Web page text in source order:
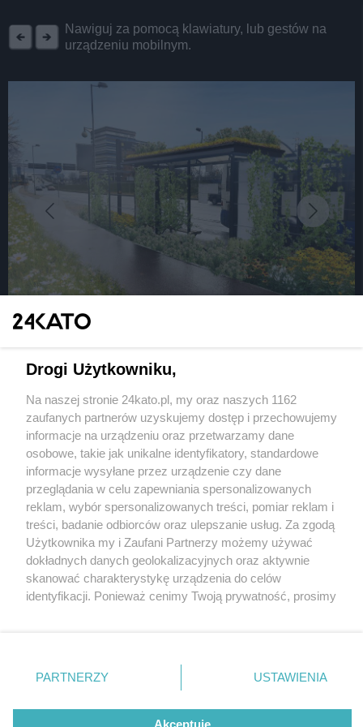
Nawiguj za pomocą klawiatury, lub gestów na
urządzeniu mobilnym.
Cztery nowe zielone przystanki w Katowicach i
Śląskiego. Takie plany ma miasto na 2024 r.
2 / 3
Przystanek dab kosciol
katowice wizualizacja
Tak po zazielenieniu ma wyglądać przystanek
Wydawca mediów lokalnych
Nie zapomnij
zapoznać się z:
polityką prywatności regulamin korzystania z portali
Twojemiasto
Piekary Śląskie
Chorzów
Tarnowskie Góry
Gliwice
Skontakuj sięz nami
Kontakt
Wydawca
Redakcja
Drogi Użytkowniku,
Na naszej stronie 24kato.pl, my oraz naszych 1162
zaufanych partnerów uzyskujemy dostęp i przechowujemy
informacje na urządzeniu oraz przetwarzamy dane
osobowe, takie jak unikalne identyfikatory, standardowe
informacje wysyłane przez urządzenie czy dane
przeglądania w celu zapewniania spersonalizowanych
reklam, wybór spersonalizowanych treści, pomiar reklam i
treści, badanie odbiorców oraz ulepszanie usług. Za zgodą
Użytkownika my i Zaufani Partnerzy możemy używać
dokładnych danych geolokalizacyjnych oraz aktywnie
skanować charakterystykę urządzenia do celów
identyfikacji. Ponieważ cenimy Twoją prywatność, prosimy
prywatności znajdujący się w lewym dolnym rogu strony
. Niektóre rodzaje przetwarzania danych nie wymagają
zgody użytkownika, ale masz prawo sprzeciwić się
takiemu przetwarzaniu. Preferencje będą miały
PARTNERZY USTAWIENIA
Akceptuję